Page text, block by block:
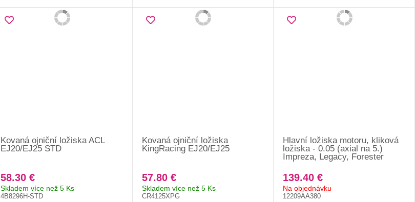
Kovaná ojniční ložiska ACL
EJ20/EJ25 STD
58.30 €
Skladem více než 5 Ks
4B8296H-STD
Kovaná ojniční ložiska
KingRacing EJ20/EJ25
57.80 €
Skladem více než 5 Ks
CR4125XPG
Hlavní ložiska motoru, kliková
ložiska - 0.05 (axial na 5.)
Impreza, Legacy, Forester
139.40 €
Na objednávku
12209AA380